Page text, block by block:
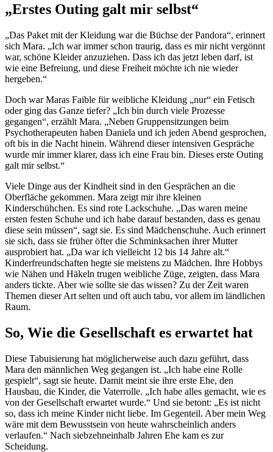
„Erstes Outing galt mir selbst“
„Das Paket mit der Kleidung war die Büchse der Pandora“, erinnert
sich Mara. „Ich war immer schon traurig, dass es mir nicht vergönnt
war, schöne Kleider anzuziehen. Dass ich das jetzt leben darf, ist
wie eine Befreiung, und diese Freiheit möchte ich nie wieder
hergeben.“
Doch war Maras Faible für weibliche Kleidung „nur“ ein Fetisch
oder ging das Ganze tiefer? „Ich bin durch viele Prozesse
gegangen“, erzählt Mara. „Neben Gruppensitzungen beim
Psychotherapeuten haben Daniela und ich jeden Abend gesprochen,
oft bis in die Nacht hinein. Während dieser intensiven Gespräche
wurde mir immer klarer, dass ich eine Frau bin. Dieses erste Outing
galt mir selbst.“
Viele Dinge aus der Kindheit sind in den Gesprächen an die
Oberfläche gekommen. Mara zeigt mir ihre kleinen
Kinderschühchen. Es sind rote Lackschuhe. „Das waren meine
ersten festen Schuhe und ich habe darauf bestanden, dass es genau
diese sein müssen“, sagt sie. Es sind Mädchenschuhe. Auch erinnert
sie sich, dass sie früher öfter die Schminksachen ihrer Mutter
ausprobiert hat. „Da war ich vielleicht 12 bis 14 Jahre alt.“
Kinderfreundschaften hegte sie meistens zu Mädchen. Ihre Hobbys
wie Nähen und Häkeln trugen weibliche Züge, zeigten, dass Mara
anders tickte. Aber wie sollte sie das wissen? Zu der Zeit waren
Themen dieser Art selten und oft auch tabu, vor allem im ländlichen
Raum.
So, Wie die Gesellschaft es erwartet hat
Diese Tabuisierung hat möglicherweise auch dazu geführt, dass
Mara den männlichen Weg gegangen ist. „Ich habe eine Rolle
gespielt“, sagt sie heute. Damit meint sie ihre erste Ehe, den
Hausbau, die Kinder, die Vaterrolle. „Ich habe alles gemacht, wie es
von der Gesellschaft erwartet wurde.“ Und sie betont: „Es ist nicht
so, dass ich meine Kinder nicht liebe. Im Gegenteil. Aber mein Weg
wäre mit dem Bewusstsein von heute wahrscheinlich anders
verlaufen.“ Nach siebzehneinhalb Jahren Ehe kam es zur
Scheidung.